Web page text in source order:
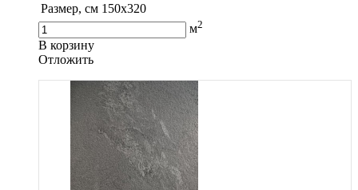
Размер, см 150x320
м2
В корзину
Oтложить